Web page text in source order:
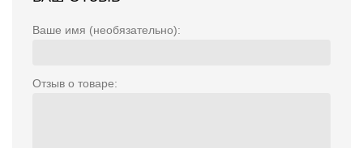
Ваше имя (необязательно):
Отзыв о товаре: